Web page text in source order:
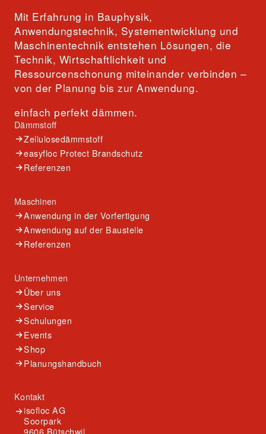
Mit Erfahrung in Bauphysik,
Anwendungstechnik, Systementwicklung und
Maschinentechnik entstehen Lösungen, die
Technik, Wirtschaftlichkeit und
Ressourcenschonung miteinander verbinden –
von der Planung bis zur Anwendung.
einfach perfekt dämmen.
Dämmstoff
Zellulosedämmstoff
easyfloc Protect Brandschutz
Referenzen
Maschinen
Anwendung in der Vorfertigung
Anwendung auf der Baustelle
Referenzen
Unternehmen
Über uns
Service
Schulungen
Events
Shop
Planungshandbuch
Kontakt
isofloc AG
Soorpark
9606 Bütschwil